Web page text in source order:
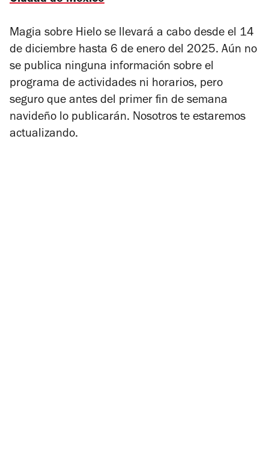
Magia sobre Hielo se llevará a cabo desde el 14
de diciembre hasta 6 de enero del 2025. Aún no
se publica ninguna información sobre el
programa de actividades ni horarios, pero
seguro que antes del primer fin de semana
navideño lo publicarán. Nosotros te estaremos
actualizando.